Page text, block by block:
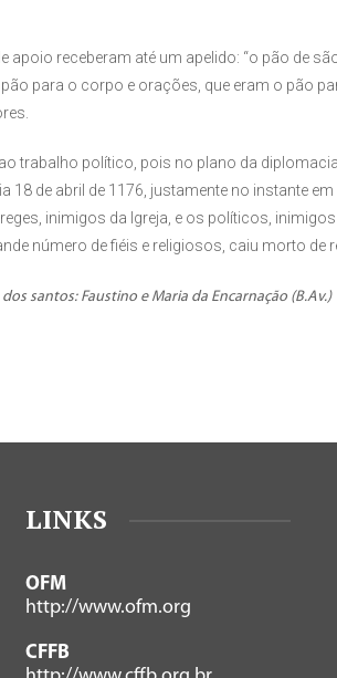
receberam até um apelido: “o pão de
para o corpo e orações, que eram o pão
trabalho político, pois no plano da
18 de abril de 1176, justamente no instante
inimigos da Igreja, e os políticos,
número de fiéis e religiosos, caiu morto de
santos: Faustino e Maria da Encarnação (B.Av.)
LINKS
OFM
http://www.ofm.org
CFFB